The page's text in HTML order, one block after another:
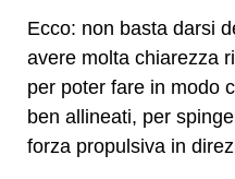
Ecco: non basta darsi
avere molta chiarezza
per poter fare in modo
ben allineati, per
forza propulsiva in